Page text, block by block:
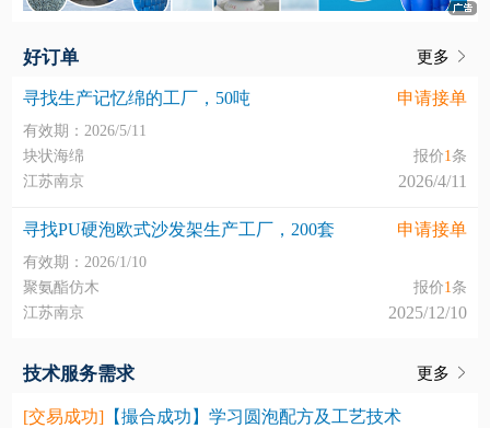
更多
好订单
寻找生产记忆绵的工厂，50吨 申请接单
有效期：2026/5/11
块状海绵
报价1条
江苏南京
2026/4/11
寻找PU硬泡欧式沙发架生产工厂，200套 申请接单
有效期：2026/1/10
聚氨酯仿木
报价1条
江苏南京
2025/12/10
更多
技术服务需求
[交易成功] 【撮合成功】学习圆泡配方及工艺技术